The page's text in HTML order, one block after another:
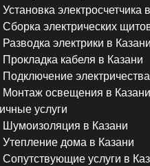
Установка электросчетчика
Сборка электрических
Разводка электрики в Казани
Прокладка кабеля в Казани
Подключение
Монтаж освещения в Казани
услуги
Шумоизоляция в Казани
Утепление дома в Казани
Сопутствующие услуги в